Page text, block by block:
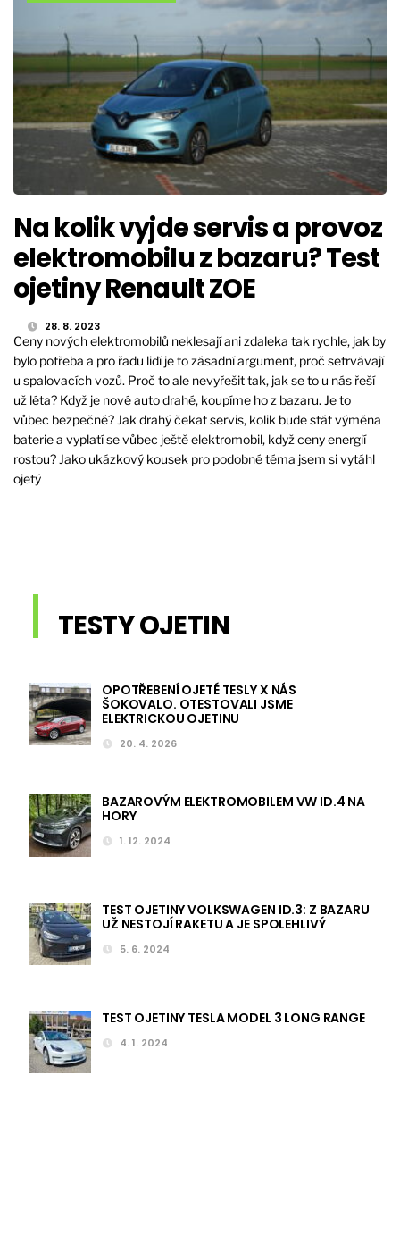
Na kolik vyjde servis a provoz
elektromobilu z bazaru? Test
ojetiny Renault ZOE
28. 8. 2023
Ceny nových elektromobilů neklesají ani zdaleka tak rychle, jak by
bylo potřeba a pro řadu lidí je to zásadní argument, proč setrvávají
u spalovacích vozů. Proč to ale nevyřešit tak, jak se to u nás řeší
už léta? Když je nové auto drahé, koupíme ho z bazaru. Je to
vůbec bezpečné? Jak drahý čekat servis, kolik bude stát výměna
baterie a vyplatí se vůbec ještě elektromobil, když ceny energií
rostou? Jako ukázkový kousek pro podobné téma jsem si vytáhl
ojetý
TESTY OJETIN
OPOTŘEBENÍ OJETÉ TESLY X NÁS
ŠOKOVALO. OTESTOVALI JSME
ELEKTRICKOU OJETINU
20. 4. 2026
BAZAROVÝM ELEKTROMOBILEM VW ID.4 NA
HORY
1. 12. 2024
TEST OJETINY VOLKSWAGEN ID.3: Z BAZARU
UŽ NESTOJÍ RAKETU A JE SPOLEHLIVÝ
5. 6. 2024
TEST OJETINY TESLA MODEL 3 LONG RANGE
4. 1. 2024